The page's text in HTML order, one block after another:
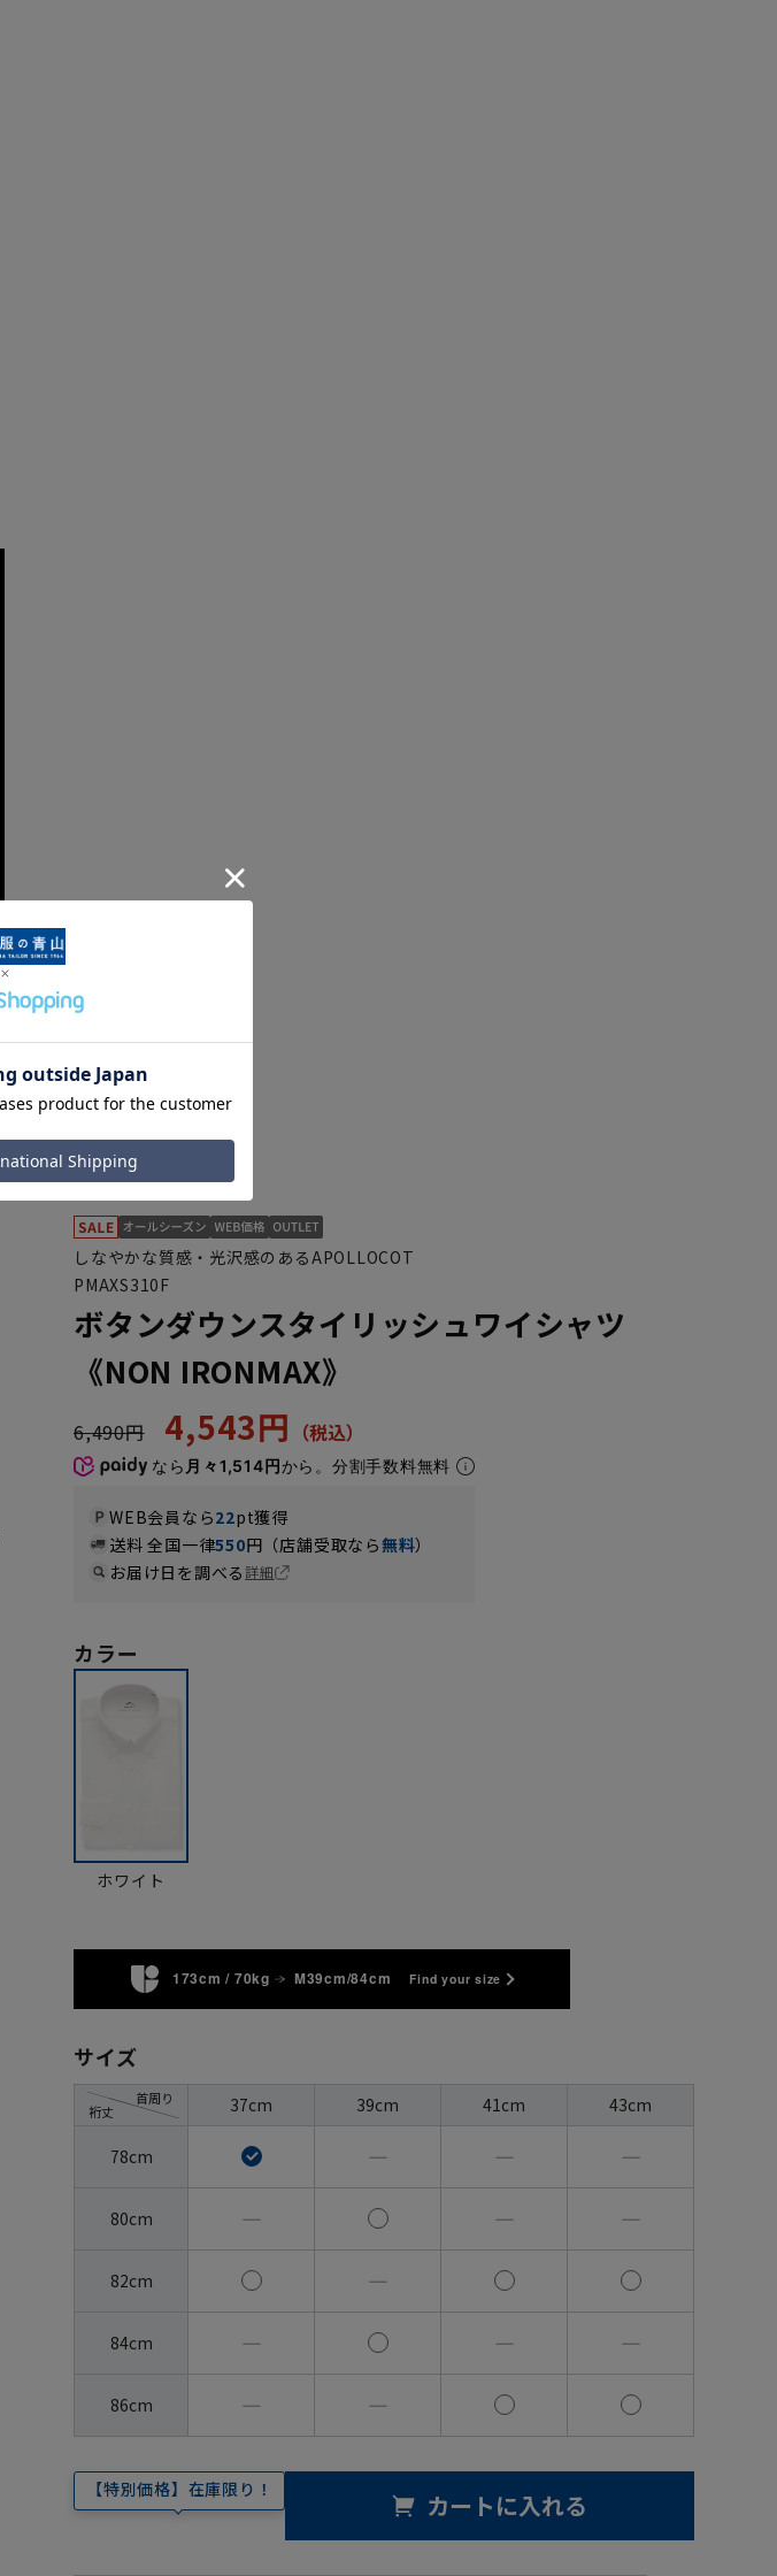
しなやかな質感・光沢感のあるAPOLLOCOT
PMAXS310F
ボタンダウンスタイリッシュワイシャツ
《NON IRONMAX》
6,490円 4,543円
なら 月々1,514円から。分割手数料無料
WEB会員なら22pt獲得
送料 全国一律550円（店舗受取なら無料）
お届け日を調べる詳細
カラー
ホワイト
173cm / 70kg M39cm/84cm Find your size
サイズ
裄丈
首周り 37cm 39cm 41cm 43cm
78cm ― ― ―
80cm ― ― ―
82cm ―
84cm ― ― ―
86cm ― ―
【特別価格】在庫限り！ カートに入れる